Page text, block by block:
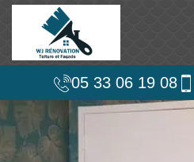
05 33 06 19 08